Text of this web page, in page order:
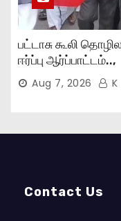
பட்டாசு கூலி
ஈர்ப்பு ஆர்ப்பாட்டம்..,
Aug 7, 2026
Contact Us